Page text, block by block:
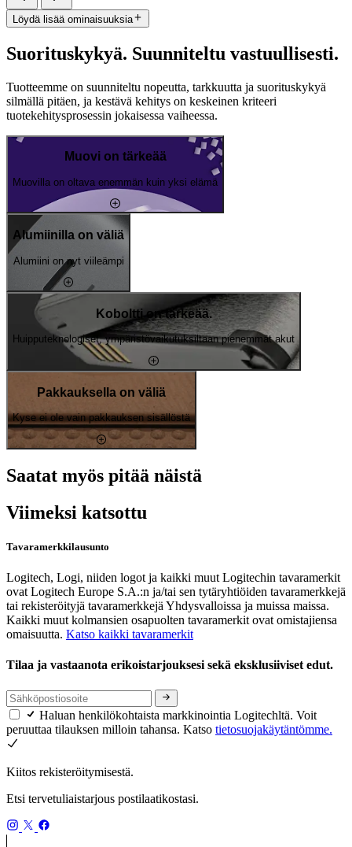
Löydä lisää ominaisuuksia
Suorituskykyä. Suunniteltu vastuullisesti.
Tuotteemme on suunniteltu nopeutta, tarkkuutta ja suorituskykyä
silmällä pitäen, ja kestävä kehitys on keskeinen kriteeri
tuotekehitysprosessin jokaisessa vaiheessa.
Muovi on tärkeää
Muovilla on oltava enemmän kuin yksi elämä
Alumiinilla on väliä
Alumiini on nyt viileämpi
Koboltti on tärkeää.
Huipputeknologiset, ympäristövaikutuksiltaan pienemmät akut
Pakkauksella on väliä
Kyse ei ole vain pakkauksen sisällöstä
Saatat myös pitää näistä
Viimeksi katsottu
Tavaramerkkilausunto
Logitech, Logi, niiden logot ja kaikki muut Logitechin tavaramerkit
ovat Logitech Europe S.A.:n ja/tai sen tytäryhtiöiden tavaramerkkejä
tai rekisteröityjä tavaramerkkejä Yhdysvalloissa ja muissa maissa.
Kaikki muut kolmansien osapuolten tavaramerkit ovat omistajiensa
omaisuutta. Katso kaikki tavaramerkit
Tilaa ja vastaanota erikoistarjouksesi sekä eksklusiiviset edut.
Haluan henkilökohtaista markkinointia Logitechltä. Voit
peruuttaa tilauksen milloin tahansa. Katso tietosuojakäytäntömme.
Kiitos rekisteröitymisestä.
Etsi tervetuliaistarjous postilaatikostasi.